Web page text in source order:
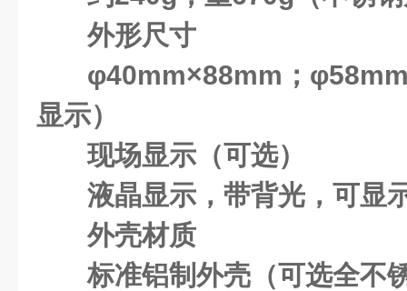
外形尺寸
φ40mm×88mm；
显示）
现场显示（可选）
液晶显示，带背光，可显
外壳材质
标准铝制外壳（可选全不